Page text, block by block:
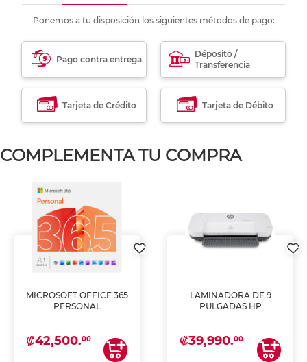
Ponemos a tu disposición los siguientes métodos de pago:
Pago contra entrega
Déposito /
Transferencia
Tarjeta de Crédito Tarjeta de Débito
COMPLEMENTA TU COMPRA
MICROSOFT OFFICE 365
PERSONAL
₡42,500.00
LAMINADORA DE 9
PULGADAS HP
₡39,990.00